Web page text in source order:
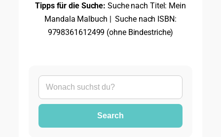
Tipps für die Suche: Suche nach Titel: Mein
Mandala Malbuch | Suche nach ISBN:
9798361612499 (ohne Bindestriche)